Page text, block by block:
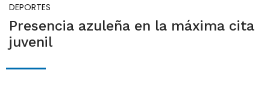
DEPORTES
Presencia azuleña en la máxima cita
juvenil